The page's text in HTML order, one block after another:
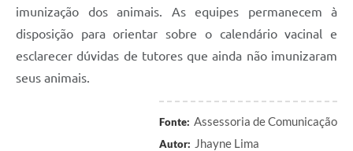
imunização dos animais. As equipes permanecem à
disposição para orientar sobre o calendário vacinal e
esclarecer dúvidas de tutores que ainda não imunizaram
seus animais.
Fonte: Assessoria de Comunicação
Autor: Jhayne Lima